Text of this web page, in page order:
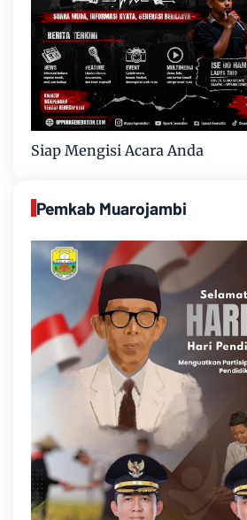
Siap Mengisi Acara Anda
Pemkab Muarojambi